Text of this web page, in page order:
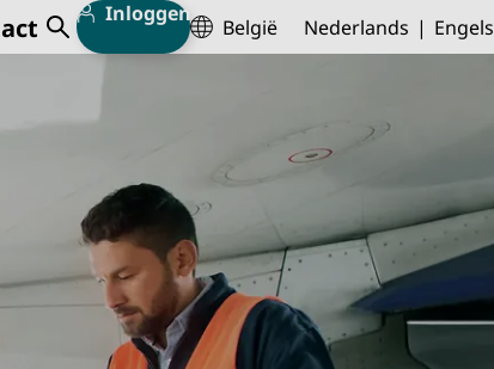
Zoeken
Inloggen
België Nederlands Engels